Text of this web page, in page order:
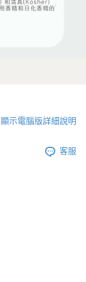
顯示電腦版詳細說明
客服